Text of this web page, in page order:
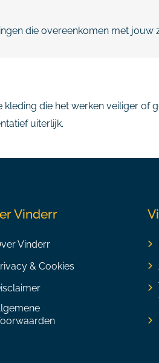
die overeenkomen met
die het werken veiliger
uiterlijk.
Vinderr
Vinderr
& Cookies